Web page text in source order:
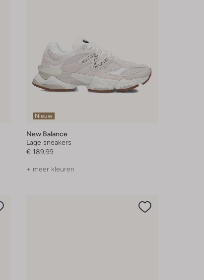
Nieuw
New Balance
Lage sneakers
€ 189,99
+ meer kleuren